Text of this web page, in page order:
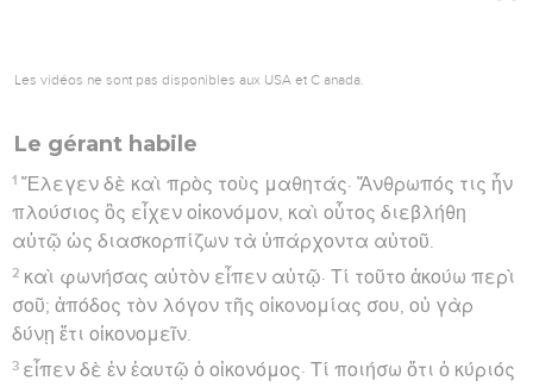
Les vidéos ne sont pas disponibles aux USA et C anada.
Le gérant habile
1 Ἔλεγεν δὲ καὶ πρὸς τοὺς μαθητάς· Ἄνθρωπός τις ἦν
πλούσιος ὃς εἶχεν οἰκονόμον, καὶ οὗτος διεβλήθη
αὐτῷ ὡς διασκορπίζων τὰ ὑπάρχοντα αὐτοῦ.
2 καὶ φωνήσας αὐτὸν εἶπεν αὐτῷ· Τί τοῦτο ἀκούω περὶ
σοῦ; ἀπόδος τὸν λόγον τῆς οἰκονομίας σου, οὐ γὰρ
δύνῃ ἔτι οἰκονομεῖν.
3 εἶπεν δὲ ἐν ἑαυτῷ ὁ οἰκονόμος· Τί ποιήσω ὅτι ὁ κύριός